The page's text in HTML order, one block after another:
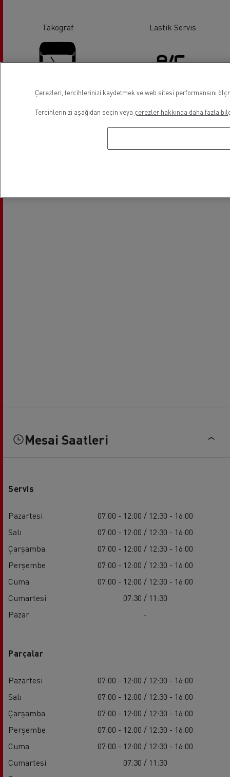
Takograf Lastik Servis
Mesai Saatleri
Servis
Pazartesi
07:00 - 12:00 / 12:30 - 16:00
Salı
07:00 - 12:00 / 12:30 - 16:00
Çarşamba
07:00 - 12:00 / 12:30 - 16:00
Perşembe
07:00 - 12:00 / 12:30 - 16:00
Cuma
07:00 - 12:00 / 12:30 - 16:00
Cumartesi
07:30 / 11:30
Pazar
-
Parçalar
Pazartesi
07:00 - 12:00 / 12:30 - 16:00
Salı
07:00 - 12:00 / 12:30 - 16:00
Çarşamba
07:00 - 12:00 / 12:30 - 16:00
Perşembe
07:00 - 12:00 / 12:30 - 16:00
Cuma
07:00 - 12:00 / 12:30 - 16:00
Cumartesi
07:30 / 11:30
Çerezleri, tercihlerinizi kaydetmek ve web sitesi performansını
Tercihlerinizi aşağıdan seçin veya çerezler hakkında daha fazla